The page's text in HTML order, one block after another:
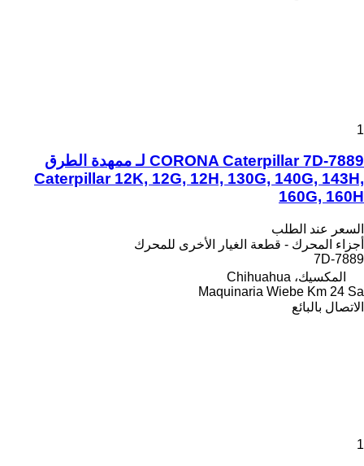
1
CORONA Caterpillar 7D-7889 لـ ممهدة الطرق
Caterpillar 12K, 12G, 12H, 130G, 140G, 143H,
160G, 160H
السعر عند الطلب
أجزاء المحرك - قطعة الغيار الأخرى للمحرك
7D-7889
المكسيك، Chihuahua
Maquinaria Wiebe Km 24 Sa
الاتصال بالبائع
1